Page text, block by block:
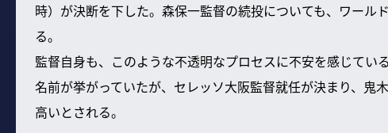
時）が決断を下した。森保一監督の続投についても、ワール
る。
監督自身も、このような不透明なプロセスに不安を感じてい
名前が挙がっていたが、セレッソ大阪監督就任が決まり、鬼
高いとされる。